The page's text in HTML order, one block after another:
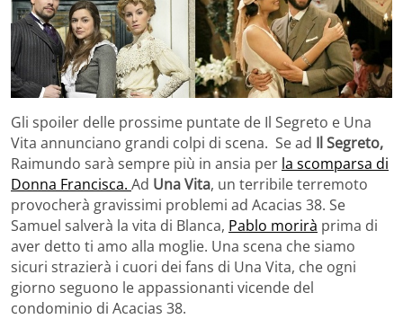
Gli spoiler delle prossime puntate de Il Segreto e Una
Vita annunciano grandi colpi di scena. Se ad Il Segreto,
Raimundo sarà sempre più in ansia per la scomparsa di
Donna Francisca. Ad Una Vita, un terribile terremoto
provocherà gravissimi problemi ad Acacias 38. Se
Samuel salverà la vita di Blanca, Pablo morirà prima di
aver detto ti amo alla moglie. Una scena che siamo
sicuri strazierà i cuori dei fans di Una Vita, che ogni
giorno seguono le appassionanti vicende del
condominio di Acacias 38.